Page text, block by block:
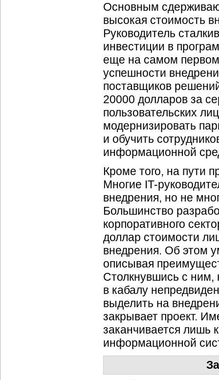
Основным
высокая стоимость
Руководитель
инвестиции в
еще на самом первом
успешности
поставщиков
20000 долларов за
пользовательских
модернизировать
и обучить
информационной
Кроме того, на пути
Многие IT-
внедрения, но не
Большинство
корпоративного
доллар стоимости
внедрения. Об этом
описывая
Столкнувшись с ним,
в кабалу
выделить на
закрывает проект.
заканчивается лишь
информационной